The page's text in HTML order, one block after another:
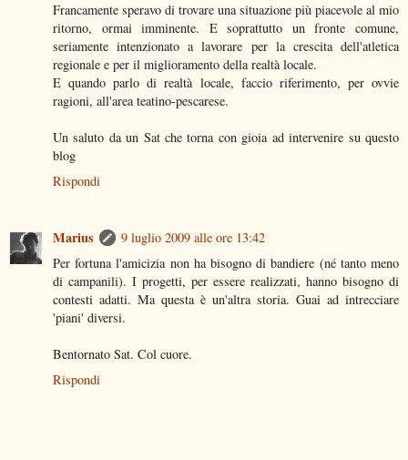
Francamente speravo di trovare una situazione più piacevole al mio
ritorno, ormai imminente. E soprattutto un fronte comune,
seriamente intenzionato a lavorare per la crescita dell'atletica
regionale e per il miglioramento della realtà locale.
E quando parlo di realtà locale, faccio riferimento, per ovvie
ragioni, all'area teatino-pescarese.
Un saluto da un Sat che torna con gioia ad intervenire su questo
blog
Rispondi
Marius
9 luglio 2009 alle ore 13:42
Per fortuna l'amicizia non ha bisogno di bandiere (né tanto meno
di campanili). I progetti, per essere realizzati, hanno bisogno di
contesti adatti. Ma questa è un'altra storia. Guai ad intrecciare
'piani' diversi.
Bentornato Sat. Col cuore.
Rispondi